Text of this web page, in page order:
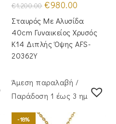
€1,200.00 Original
price
was:
€1,200.00.
€980.00
τιμή
είναι:
€980.00.
Σταυρός Mε Aλυσίδα
40cm Γυναικείος Χρυσός
Κ14 Διπλής Όψης AFS-
20362Y
Άμεση παραλαβή /
Παράδoση 1 έως 3 ημέρες
-18%